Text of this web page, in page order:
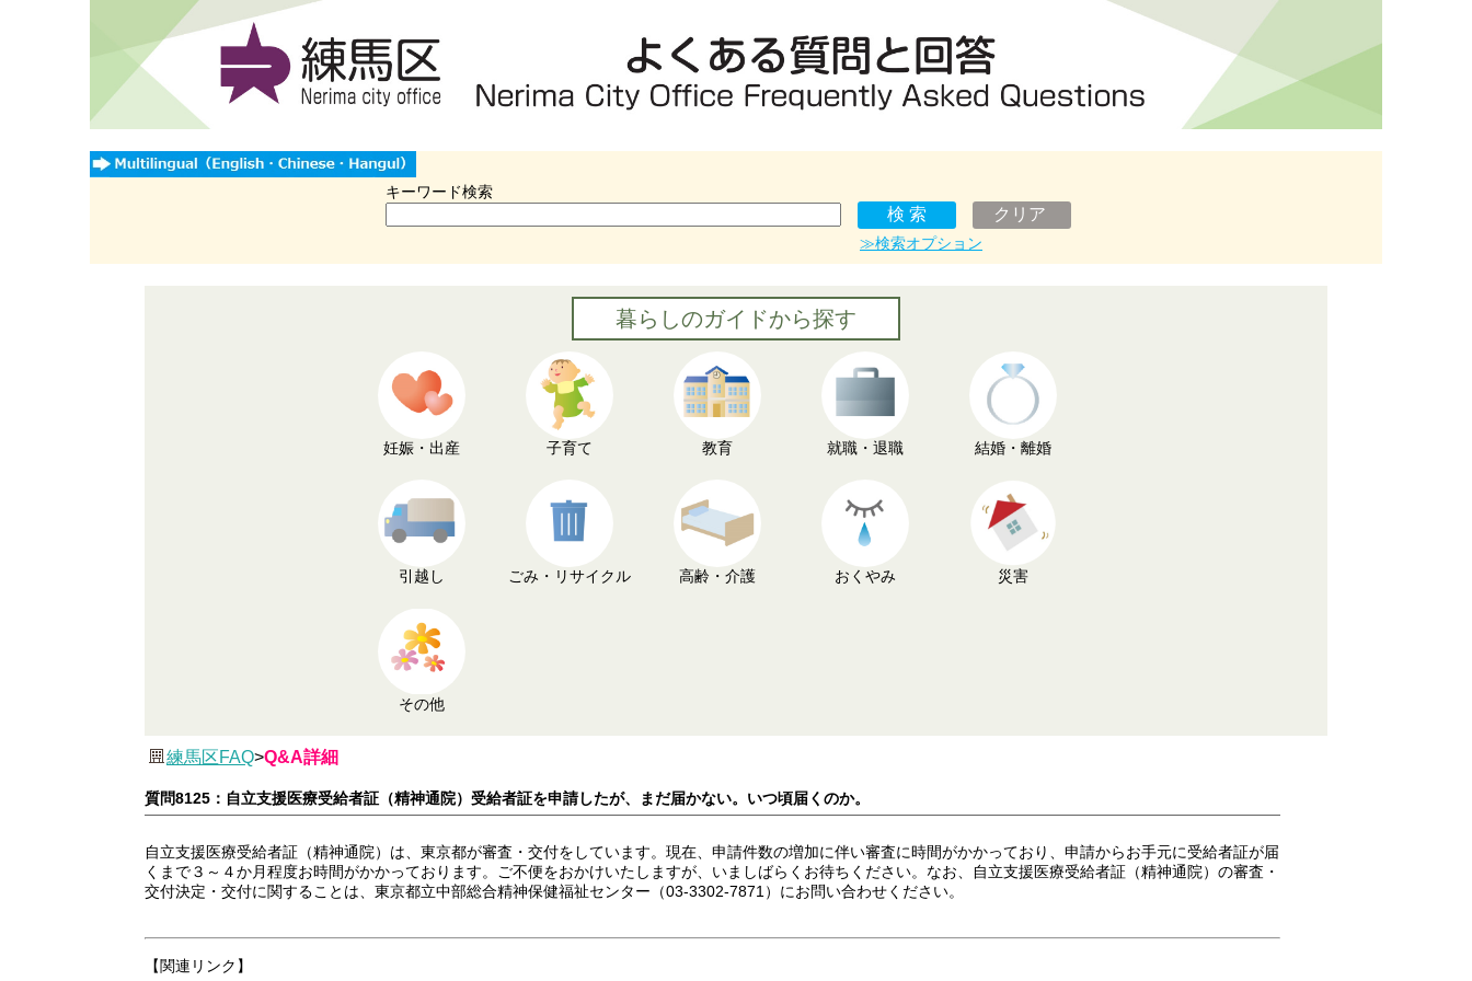
キーワード検索
≫検索オプション
暮らしのガイドから探す
妊娠・出産 子育て 教育 就職・退職 結婚・離婚
引越し ごみ・リサイクル 高齢・介護 おくやみ 災害
その他
練馬区FAQ>Q&A詳細
質問8125：自立支援医療受給者証（精神通院）受給者証を申請したが、まだ届かない。いつ頃届くのか。
自立支援医療受給者証（精神通院）は、東京都が審査・交付をしています。現在、申請件数の増加に伴い審査に時間がかかっており、申請からお手元に受給者証が届
くまで３～４か月程度お時間がかかっております。ご不便をおかけいたしますが、いましばらくお待ちください。なお、自立支援医療受給者証（精神通院）の審査・
交付決定・交付に関することは、東京都立中部総合精神保健福祉センター（03-3302-7871）にお問い合わせください。
【関連リンク】